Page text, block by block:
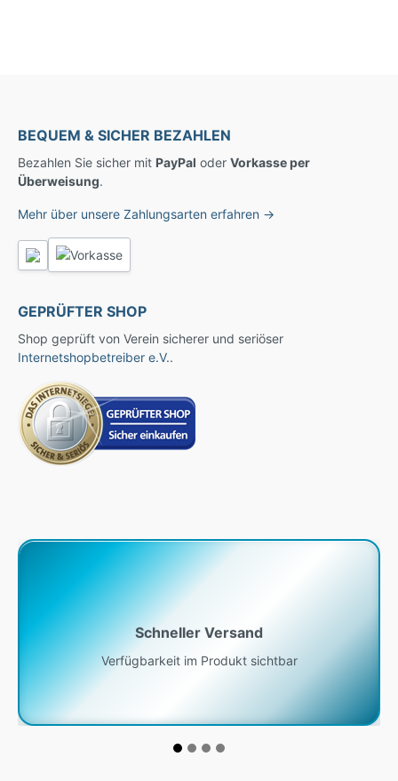
BEQUEM & SICHER BEZAHLEN
Bezahlen Sie sicher mit PayPal oder Vorkasse per
Überweisung.
Mehr über unsere Zahlungsarten erfahren →
GEPRÜFTER SHOP
Shop geprüft von Verein sicherer und seriöser
Internetshopbetreiber e.V..
Schneller Versand
Verfügbarkeit im Produkt sichtbar